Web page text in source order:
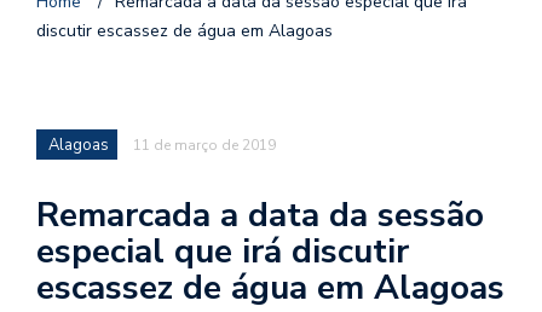
discutir escassez de água em Alagoas
Alagoas 11 de março de 2019
Remarcada a data da sessão
especial que irá discutir
escassez de água em Alagoas